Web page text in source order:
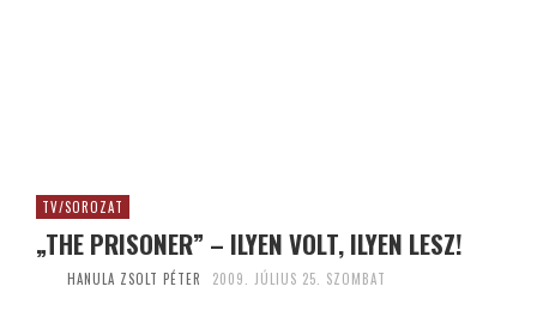
TV/SOROZAT
„THE PRISONER” – ILYEN VOLT, ILYEN LESZ!
HANULA ZSOLT PÉTER 2009. JÚLIUS 25. SZOMBAT